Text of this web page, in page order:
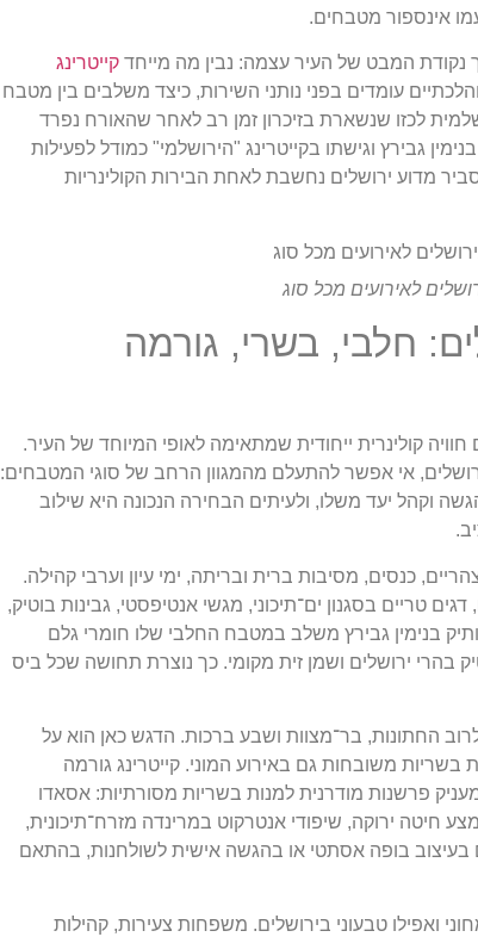
אינספור מטבחים.
נקודת המבט של העיר עצמה: נבין מה מייחד קייטרינג
עומדים בפני נותני השירות, כיצד משלבים בין מטבח
לכזו שנשארת בזיכרון זמן רב לאחר שהאורח נפרד
גבירץ וגישתו בקייטרינג "הירושלמי" כמודל לפעילות
מדוע ירושלים נחשבת לאחת הבירות הקולינריות
לאירועים מכל סוג
חלבי, בשרי, גורמה
קולינרית ייחודית שמתאימה לאופי המיוחד של העיר.
אי אפשר להתעלם מהמגוון הרחב של סוגי המטבחים:
וקהל יעד משלו, ולעיתים הבחירה הנכונה היא שילוב
כנסים, מסיבות ברית ובריתה, ימי עיון וערבי קהילה.
טריים בסגנון ים־תיכוני, מגשי אנטיפסטי, גבינות בוטיק,
בנימין גבירץ משלב במטבח החלבי שלו חומרי גלם
בהרי ירושלים ושמן זית מקומי. כך נוצרת תחושה שכל ביס
החתונות, בר־מצוות ושבע ברכות. הדגש כאן הוא על
בשריות משובחות גם באירוע המוני. קייטרינג גורמה
פרשנות מודרנית למנות בשריות מסורתיות: אסאדו
חיטה ירוקה, שיפודי אנטרקוט במרינדה מזרח־תיכונית,
בעיצוב בופה אסתטי או בהגשה אישית לשולחנות, בהתאם
ואפילו טבעוני בירושלים. משפחות צעירות, קהילות